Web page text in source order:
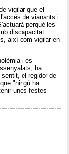
vigilar que el
de vianants i
perquè les
discapacitat
així com vigilar en
i es
ha
el regidor de
"ningú ha
unes festes